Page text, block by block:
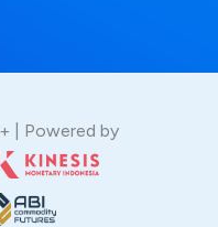
| Powered by